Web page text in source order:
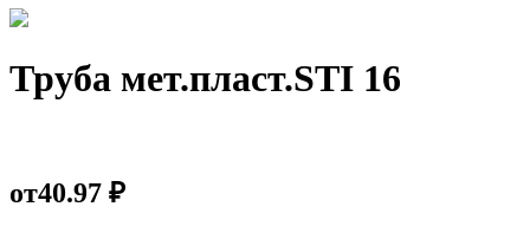
Труба мет.пласт.STI 16
от40.97 ₽